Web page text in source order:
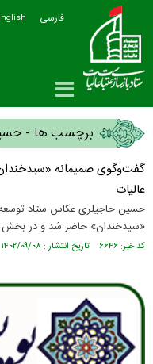
فارسی
برچسب ها -
گفت‌وگوی صمیمانه
عالیات
حسین حاجیلری عکاس ستاد توسعه
«سیدخندان» حاضر شد و در بخش
کد خبر: ۶۶۴۶ تاریخ انتشار : ۱۴۰۲/۰۹/۰۸